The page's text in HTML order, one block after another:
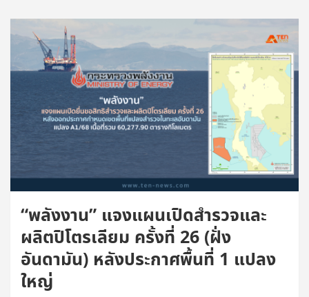
“พลังงาน” แจงแผนเปิดสำรวจและ
ผลิตปิโตรเลียม ครั้งที่ 26 (ฝั่ง
อันดามัน) หลังประกาศพื้นที่ 1 แปลง
ใหญ่